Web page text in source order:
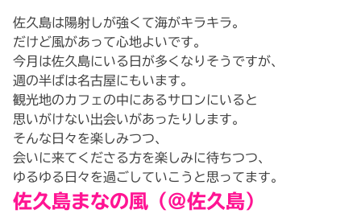
佐久島は陽射しが強くて海がキラキラ。
だけど風があって心地よいです。
今月は佐久島にいる日が多くなりそうですが、
週の半ばは名古屋にもいます。
観光地のカフェの中にあるサロンにいると
思いがけない出会いがあったりします。
そんな日々を楽しみつつ、
会いに来てくださる方を楽しみに待ちつつ、
ゆるゆる日々を過ごしていこうと思ってます。
佐久島まなの風（@佐久島）